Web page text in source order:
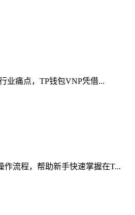
业痛点，TP钱包VNP凭借...
流程，帮助新手快速掌握在T...